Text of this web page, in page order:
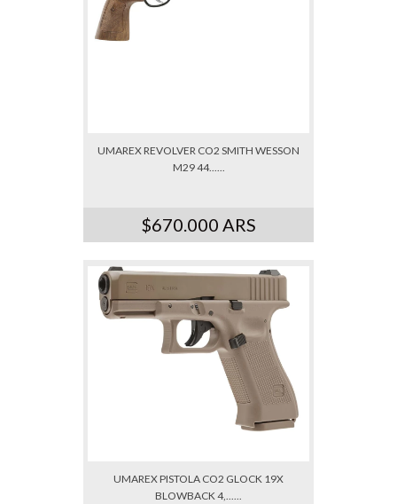
UMAREX REVOLVER CO2 SMITH WESSON
M29 44......
$670.000 ARS
UMAREX PISTOLA CO2 GLOCK 19X
BLOWBACK 4,......